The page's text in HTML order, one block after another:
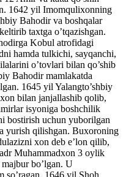
1642 yil Imomqulixonning
Bahodir va boshqalar
taxtga o’tqazishgan.
Kobul atrofidagi
hamda tulkichi, sayqanchi,
o’tovlari bilan qo’shib
Bahodir mamlakatda
1645 yil Yalangto’shbiy
bilan janjallashib qolib,
isyoniga boshchilik
bostirish uchun yuborilgan
yurish qilishgan. Buxoroning
xon deb e’lon qilib,
Muhammadxon 3 oylik
majbur bo’lgan. U
so’ragan. 1646 yil Shoh